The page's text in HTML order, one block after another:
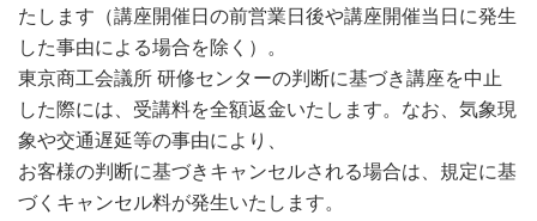
たします（講座開催日の前営業日後や講座開催当日に発生
した事由による場合を除く）。
東京商工会議所 研修センターの判断に基づき講座を中止
した際には、受講料を全額返金いたします。なお、気象現
象や交通遅延等の事由により、
お客様の判断に基づきキャンセルされる場合は、規定に基
づくキャンセル料が発生いたします。